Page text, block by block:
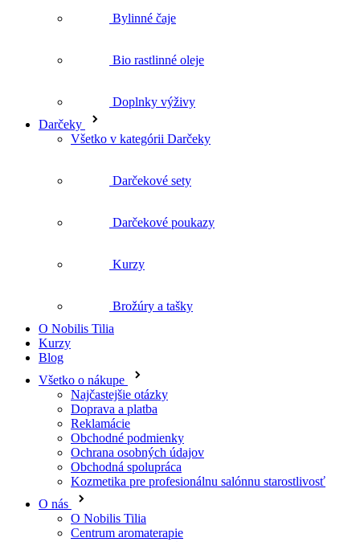
Bylinné čaje
Bio rastlinné oleje
Doplnky výživy
Darčeky
Všetko v kategórii Darčeky
Darčekové sety
Darčekové poukazy
Kurzy
Brožúry a tašky
O Nobilis Tilia
Kurzy
Blog
Všetko o nákupe
Najčastejšie otázky
Doprava a platba
Reklamácie
Obchodné podmienky
Ochrana osobných údajov
Obchodná spolupráca
Kozmetika pre profesionálnu salónnu starostlivosť
O nás
O Nobilis Tilia
Centrum aromaterapie